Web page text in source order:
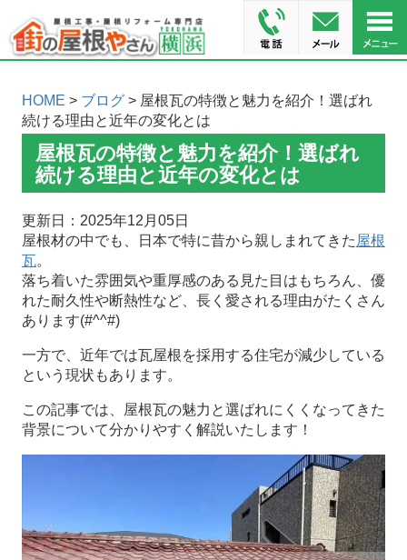
HOME > ブログ> 屋根瓦の特徴と魅力を紹介！選ばれ
続ける理由と近年の変化とは
屋根瓦の特徴と魅力を紹介！選ばれ
続ける理由と近年の変化とは
更新日：2025年12月05日
屋根材の中でも、日本で特に昔から親しまれてきた屋根
瓦。
落ち着いた雰囲気や重厚感のある見た目はもちろん、優
れた耐久性や断熱性など、長く愛される理由がたくさん
あります(#^^#)
一方で、近年では瓦屋根を採用する住宅が減少している
という現状もあります。
この記事では、屋根瓦の魅力と選ばれにくくなってきた
背景について分かりやすく解説いたします！